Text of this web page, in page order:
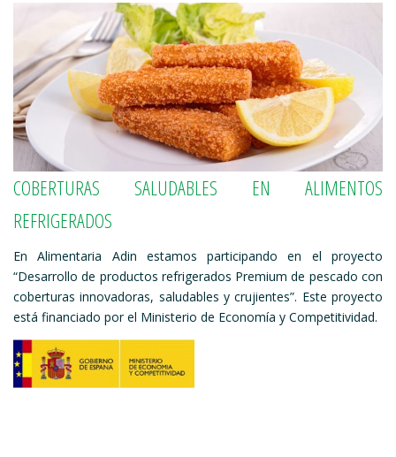
COBERTURAS SALUDABLES EN ALIMENTOS
REFRIGERADOS
En Alimentaria Adin estamos participando en el proyecto
“Desarrollo de productos refrigerados Premium de pescado con
coberturas innovadoras, saludables y crujientes”. Este proyecto
está financiado por el Ministerio de Economía y Competitividad.